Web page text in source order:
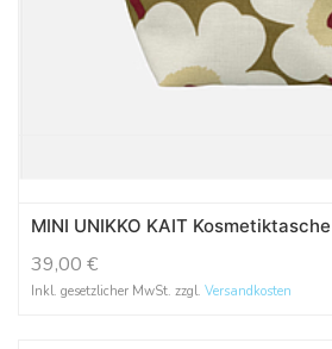
MINI UNIKKO KAIT Kosmetiktasche
39,00 €
Inkl. gesetzlicher MwSt. zzgl. Versandkosten